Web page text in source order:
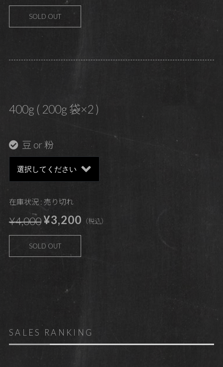
SOLD OUT
400g ( 200g 袋×2 )
豆 or 粉
在庫状況 : 売り切れ
¥4,000¥3,200 （税込）
SOLD OUT
SALES RANKING